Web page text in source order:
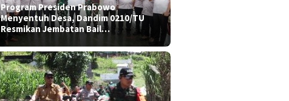
Program Presiden Prabowo
Menyentuh Desa, Dandim 0210/TU
Resmikan Jembatan Bail…